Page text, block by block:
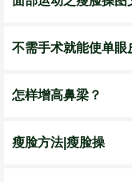
不需手术就能使单眼
怎样增高鼻梁？
瘦脸方法|瘦脸操